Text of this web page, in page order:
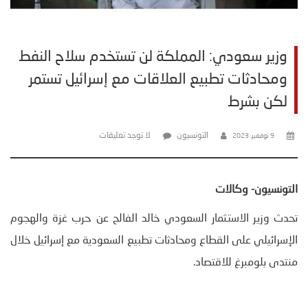
وزير سعودي: المملكة لن تستخدم سلاح النفط
ومحادثات تطبيع العلاقات مع إسرائيل تستمر
لكن بشرط
9 نوفمبر، 2023 التونسيون لا توجد تعليقات
التونسيون- وكالات
تحدث وزير الاستثمار السعودي خالد الفالح عن حرب غزة والهجوم
الإسرائيلي على القطاع ومحادثات تطبيع السعودية مع إسرائيل خلال
منتدى بلومبرغ للاقتصاد.